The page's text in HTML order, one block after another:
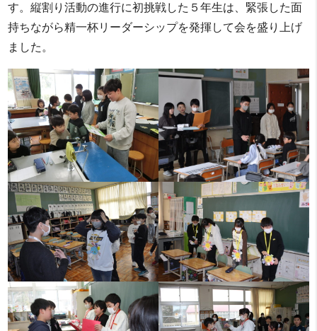
す。縦割り活動の進行に初挑戦した５年生は、緊張した面
持ちながら精一杯リーダーシップを発揮して会を盛り上げ
ました。